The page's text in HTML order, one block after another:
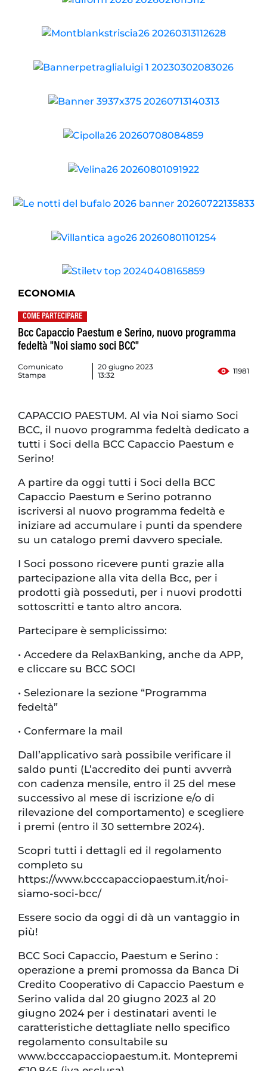
ECONOMIA
COME PARTECIPARE
Bcc Capaccio Paestum e Serino, nuovo programma
fedeltà "Noi siamo soci BCC"
Comunicato
Stampa
20 giugno 2023
13:32
11981
CAPACCIO PAESTUM. Al via Noi siamo Soci
BCC, il nuovo programma fedeltà dedicato a
tutti i Soci della BCC Capaccio Paestum e
Serino!
A partire da oggi tutti i Soci della BCC
Capaccio Paestum e Serino potranno
iscriversi al nuovo programma fedeltà e
iniziare ad accumulare i punti da spendere
su un catalogo premi davvero speciale.
I Soci possono ricevere punti grazie alla
partecipazione alla vita della Bcc, per i
prodotti già posseduti, per i nuovi prodotti
sottoscritti e tanto altro ancora.
Partecipare è semplicissimo:
• Accedere da RelaxBanking, anche da APP,
e cliccare su BCC SOCI
• Selezionare la sezione “Programma
fedeltà”
• Confermare la mail
Dall’applicativo sarà possibile verificare il
saldo punti (L’accredito dei punti avverrà
con cadenza mensile, entro il 25 del mese
successivo al mese di iscrizione e/o di
rilevazione del comportamento) e scegliere
i premi (entro il 30 settembre 2024).
Scopri tutti i dettagli ed il regolamento
completo su
https://www.bcccapacciopaestum.it/noi-
siamo-soci-bcc/
Essere socio da oggi di dà un vantaggio in
più!
BCC Soci Capaccio, Paestum e Serino :
operazione a premi promossa da Banca Di
Credito Cooperativo di Capaccio Paestum e
Serino valida dal 20 giugno 2023 al 20
giugno 2024 per i destinatari aventi le
caratteristiche dettagliate nello specifico
regolamento consultabile su
www.bcccapacciopaestum.it. Montepremi